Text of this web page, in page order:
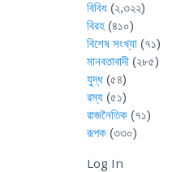
বিবিধ (২,৩২২)
বিরহ (৪১০)
বিশেষ সংখ্যা (৭১)
মানবতাবাদী (২৮৫)
যুদ্ধ (৫৪)
রম্য (৫১)
রাজনৈতিক (৭১)
রূপক (৩৩০)
Log In